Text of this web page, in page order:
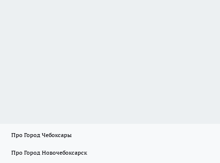
Про Город Чебоксары
Про Город Новочебоксарск